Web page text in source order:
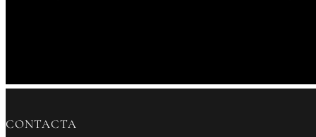
CONTACTA